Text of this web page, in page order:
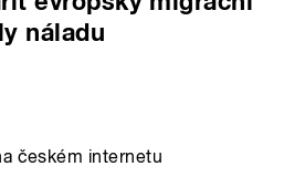
náladu
českém internetu